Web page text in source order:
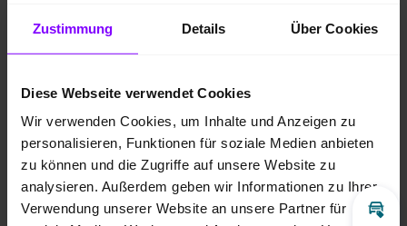
Zustimmung Details Über Cookies
Diese Webseite verwendet Cookies
Wir verwenden Cookies, um Inhalte und Anzeigen zu
personalisieren, Funktionen für soziale Medien anbieten
zu können und die Zugriffe auf unsere Website zu
analysieren. Außerdem geben wir Informationen zu Ihrer
Verwendung unserer Website an unsere Partner für
gebe ich meine Zustimmung über die
* Pflichtfeld
Anti-Roboter-Verifizierung
Hier klicken
Friendly